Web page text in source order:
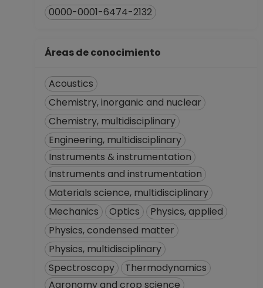
hasta 04-10-2006
0000-0001-6474-2132
Áreas de conocimiento
Acoustics
Chemistry, inorganic and nuclear
Chemistry, multidisciplinary
Engineering, multidisciplinary
Instruments & instrumentation
Instruments and instrumentation
Materials science, multidisciplinary
Mechanics
Optics
Physics, applied
Physics, condensed matter
Physics, multidisciplinary
Spectroscopy
Thermodynamics
Agronomy and crop science